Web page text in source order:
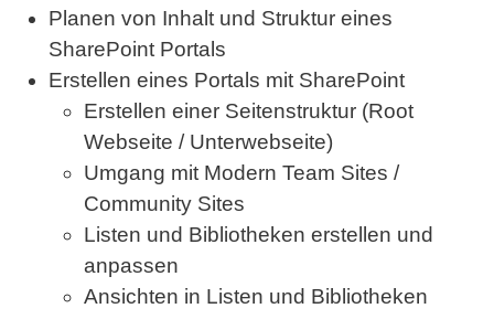
Planen von Inhalt und Struktur eines
SharePoint Portals
Erstellen eines Portals mit SharePoint
Erstellen einer Seitenstruktur (Root
Webseite / Unterwebseite)
Umgang mit Modern Team Sites /
Community Sites
Listen und Bibliotheken erstellen und
anpassen
Ansichten in Listen und Bibliotheken